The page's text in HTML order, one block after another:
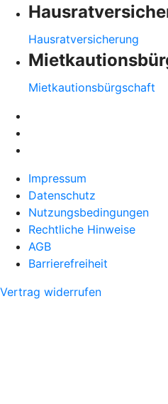
Hausratversicherung
Mietkautionsbürgschaft
Impressum
Datenschutz
Nutzungsbedingungen
Rechtliche Hinweise
AGB
Barrierefreiheit
Vertrag widerrufen